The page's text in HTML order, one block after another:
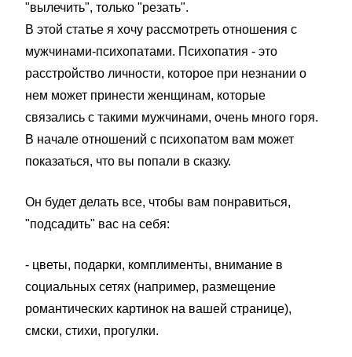
"вылечить", только "резать".
В этой статье я хочу рассмотреть отношения с
мужчинами-психопатами. Психопатия - это
расстройство личности, которое при незнании о
нем может принести женщинам, которые
связались с такими мужчинами, очень много горя.
В начале отношений с психопатом вам может
показаться, что вы попали в сказку.
Он будет делать все, чтобы вам понравиться,
"подсадить" вас на себя:
- цветы, подарки, комплименты, внимание в
социальных сетях (например, размещение
романтических картинок на вашей странице),
смски, стихи, прогулки.